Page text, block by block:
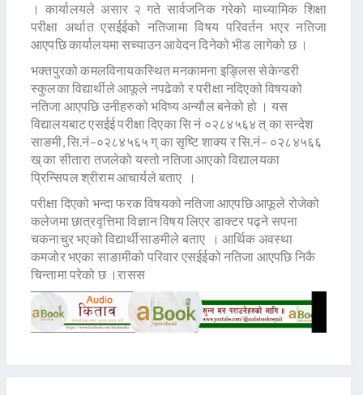
। कार्यालयले असार २ गते सार्वजनिक गरेको माध्यामिक शिक्षा
परीक्षा अर्थात एसईईको नतिजामा विषय परिवर्तन भएर नतिजा
आएपछि कार्यालयमा सच्याउन आवेदन दिनेको भीड लागेको छ ।
भक्तपुरको कमलविनायकस्थित मनकामना इङ्लिस सेकेन्डरी
स्कुलका विद्यार्थीले आफूले नपढेको र परीक्षा नदिएको विषयको
नतिजा आएपछि उनीहरुको भविष्य अन्यौल बनेको हो । यस
विद्यालयबाट एसईई परीक्षा दिएका सि नं ०२८४५६४ त् का सन्देश
साङमी, सि.नं–०२८४५६५ ग् का सृष्टि शाक्य र सि.नं– ०२८४५६६
ख् का सीतारा तजलेको यस्तो नतिजा आएको विद्यालयका
प्रिन्सिपल श्रीराम आचार्यले बताए ।
परीक्षा दिएको भन्दा फरक विषयको नतिजा आएपछि आफूले रोजेको
कलेजमा छात्रवृत्तिमा विज्ञान विषय लिएर डाक्टर पढ्ने सपना
चकनाचुर भएको विद्यार्थीसाङमीले बताए । आर्थिक अवस्था
कमजोर भएका साङामीको परिवार एसईईको नतिजा आएपछि निकै
चिन्तामा परेको छ ।रासस